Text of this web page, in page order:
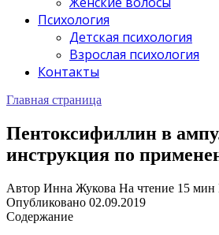
Психология
Детская психология
Взрослая психология
Контакты
Главная страница
Пентоксифиллин в
инструкция по
Автор Инна Жукова На чтение 15 мин
Опубликовано 02.09.2019
Содержание